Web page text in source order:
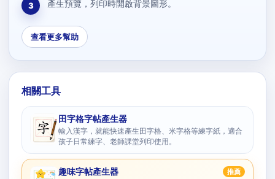
3 產生預覽，列印時開啟背景圖形。
查看更多幫助
相關工具
田字格字帖產生器
輸入漢字，就能快速產生田字格、米字格等練字紙，適合
孩子日常練字、老師課堂列印使用。
趣味字帖產生器 推薦